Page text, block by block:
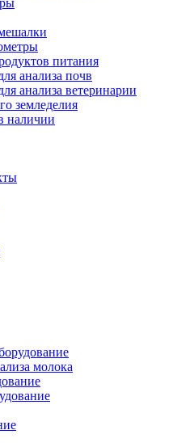
питания
анализа почв
анализа ветеринарии
земледелия
наличии
молока